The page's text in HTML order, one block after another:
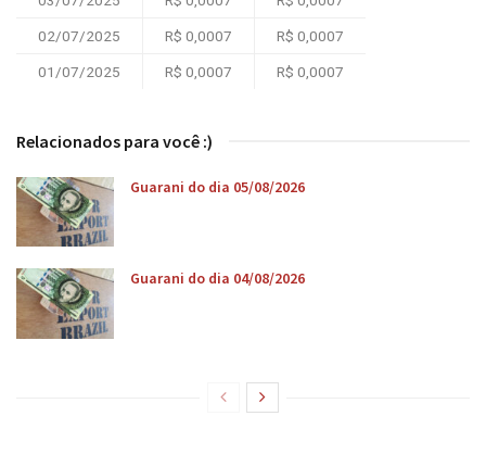
02/07/2025 R$ 0,0007 R$ 0,0007
01/07/2025 R$ 0,0007 R$ 0,0007
Relacionados para você :)
Guarani do dia 05/08/2026
Guarani do dia 04/08/2026